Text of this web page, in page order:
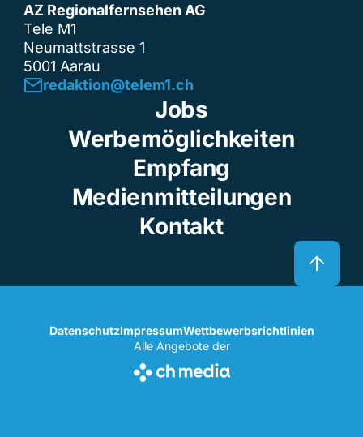
AZ Regionalfernsehen AG
Tele M1
Neumattstrasse 1
5001 Aarau
redaktion@telem1.ch
Jobs
Werbemöglichkeiten
Empfang
Medienmitteilungen
Kontakt
DatenschutzImpressumWettbewerbsrichtlinien
Alle Angebote der